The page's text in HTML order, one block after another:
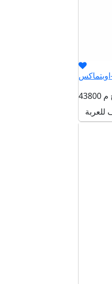
ج م